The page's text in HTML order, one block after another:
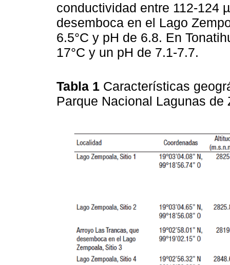
conductividad entre 112-124
desemboca en el Lago
6.5°C y pH de 6.8. En
17°C y un pH de 7.1-7.7.
Tabla 1 Características
Parque Nacional Lagunas